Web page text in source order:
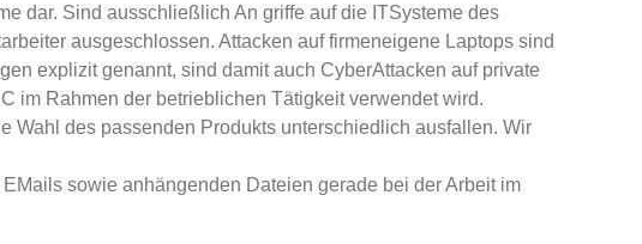
dar. Sind ausschließlich An griffe auf die IT­Systeme des
ausgeschlossen. Attacken auf firmeneigene Laptops sind
explizit genannt, sind damit auch Cyber­Attacken auf private
im Rahmen der betrieblichen Tätigkeit verwendet wird.
Wahl des passenden Produkts unterschiedlich ausfallen. Wir
sowie anhängenden Dateien gerade bei der Arbeit im